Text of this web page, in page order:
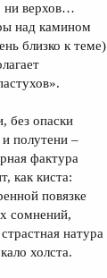
ни верхов…
над камином
близко к теме)
без опаски
полутени –
фактура
как киста:
повязке
сомнений,
натура
холста.